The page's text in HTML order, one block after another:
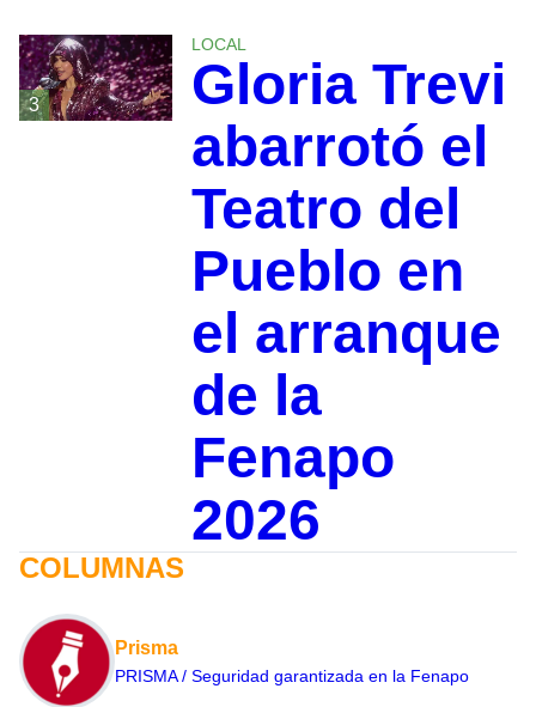
3
LOCAL
Gloria Trevi
abarrotó el
Teatro del
Pueblo en
el arranque
de la
Fenapo
2026
COLUMNAS
Prisma
PRISMA / Seguridad garantizada en la Fenapo